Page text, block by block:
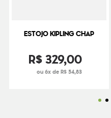
ESTOJO KIPLING CHAP
R$329,00
ou 6x de R$ 54,83